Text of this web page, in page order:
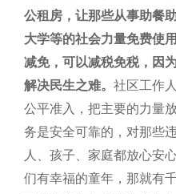
公租房，让那些从事助餐
大学等的社会力量免费使
减免，可以减税免税，因
解决民生之难。 社区工作
公平准入，把主要的力量
务是安全可靠的，对那些
人、孩子、家庭都放心安
们有幸福的童年，那就有